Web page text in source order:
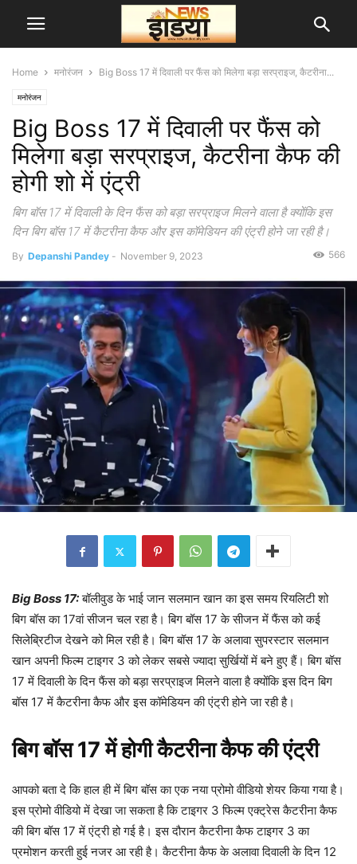
Home मनोरंजन Big Boss 17 में दिवाली पर फैंस को मिलेगा बड़ा सरप्राइज, कैटरीना...
मनोरंजन
Big Boss 17 में दिवाली पर फैंस को
मिलेगा बड़ा सरप्राइज, कैटरीना कैफ की
होगी शो में एंट्री
बिग बॉस 17 में दिवाली के दिन फैंस को बड़ा सरप्राइज मिलने वाला है क्योंकि इस
दिन बिग बॉस 17 में कैटरीना कैफ और इस कॉमेडियन की एंट्री होने जा रही है।
By Depanshi Pandey - November 9, 2023 566
Big Boss 17:बॉलीवुड के भाई जान सलमान खान का इस समय रियलिटी शो
बिग बॉस का 17वां सीजन चल रहा है। बिग बॉस 17 के सीजन में फैंस को कई
सिलेब्रिटीज देखने को मिल रही है। बिग बॉस 17 के अलावा सुपरस्टार सलमान
खान अपनी फिल्म टाइगर 3 को लेकर सबसे ज्यादा सुर्खियों में बने हुए हैं। बिग बॉस
17 में दिवाली के दिन फैंस को बड़ा सरप्राइज मिलने वाला है क्योंकि इस दिन बिग
बॉस 17 में कैटरीना कैफ और इस कॉमेडियन की एंट्री होने जा रही है।
बिग बॉस 17 में होगी कैटरीना कैफ की एंट्री
आपको बता दे कि हाल ही में बिग बॉस का एक नया प्रोमो वीडियो शेयर किया गया है।
इस प्रोमो वीडियो में देखा जा सकता है कि टाइगर 3 फिल्म एक्ट्रेस कैटरीना कैफ
की बिग बॉस 17 में एंट्री हो गई है। इस दौरान कैटरीना कैफ टाइगर 3 का
प्रमोशन करती हुई नजर आ रही है। कैटरीना कैफ के अलावा दिवाली के दिन 12